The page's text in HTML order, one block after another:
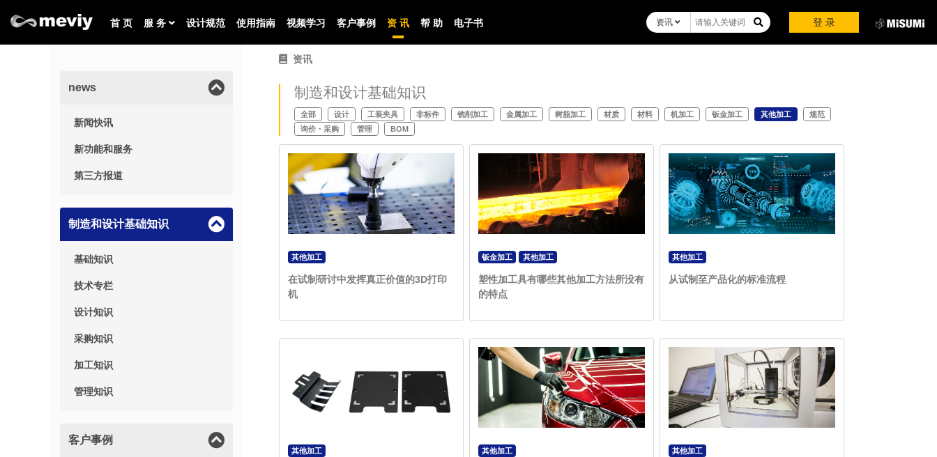
首 页 服 务 设计规范 使用指南 视频学习 客户事例 资 讯 帮 助 电子书 登 录
资讯
news
新闻快讯
新功能和服务
第三方报道
制造和设计基础知识
基础知识
技术专栏
设计知识
采购知识
加工知识
管理知识
客户事例
资讯
制造和设计基础知识
全部 设计 工装夹具 非标件 铣削加工 金属加工 树脂加工 材质 材料 机加工 钣金加工 其他加工
规范
询价・采购
管理 BOM
其他加工
在试制研讨中发挥真正价值的3D打印
机
钣金加工 其他加工
塑性加工具有哪些其他加工方法所没有
的特点
其他加工
从试制至产品化的标准流程
其他加工 其他加工 其他加工